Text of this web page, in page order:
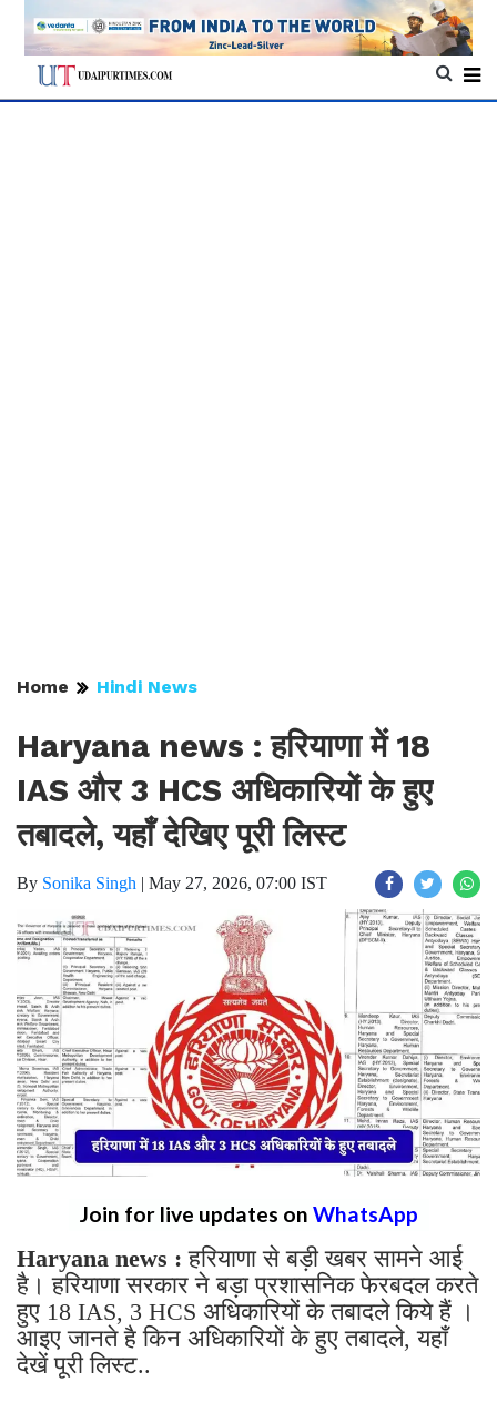
Home Hindi News
Haryana news : हरियाणा में 18
IAS और 3 HCS अधिकारियों के हुए
तबादले, यहाँ देखिए पूरी लिस्ट
By Sonika Singh | May 27, 2026, 07:00 IST
Join for live updates on WhatsApp
Haryana news :हरियाणा से बड़ी खबर सामने आई
है। हरियाणा सरकार ने बड़ा प्रशासनिक फेरबदल करते
हुए 18 IAS, 3 HCS अधिकारियों के तबादले किये हैं ।
आइए जानते है किन अधिकारियों के हुए तबादले, यहाँ
देखें पूरी लिस्ट..